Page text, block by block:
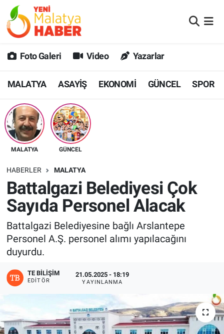
Foto Galeri Video Yazarlar
MALATYA ASAYİŞ EKONOMİ GÜNCEL SPOR
MALATYA GÜNCEL
HABERLER MALATYA
Battalgazi Belediyesi Çok
Sayıda Personel Alacak
Battalgazi Belediyesine bağlı Arslantepe
Personel A.Ş. personel alımı yapılacağını
duyurdu.
TE BILIŞIM
EDITÖR
21.05.2025 - 18:19
YAYINLANMA
MALATYA
GÜNCEL
SPOR
SAĞLIK
DİĞER
EKONOMİ
Malatya Nöbetçi Eczaneler
MALATYA Namaz Vakitleri
Malatya Trafik Yoğunluk Haritası
Süper Lig Puan Durumu ve Fikstür
Tüm Manşetler
Son Dakika Haberleri
Haber Arşivi